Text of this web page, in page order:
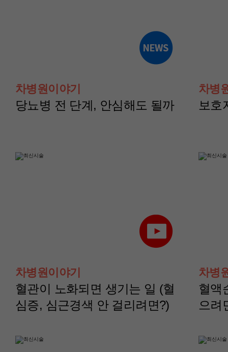
윤혜경 교수 이현지 교수
터)
나영정 교수 노주원 교수
차병원이야기
당뇨병 전 단계, 안심해도 될까
차병
보호
차병원이야기
혈관이 노화되면 생기는 일 (혈
심증, 심근경색 안 걸리려면?)
차병
혈액
으려